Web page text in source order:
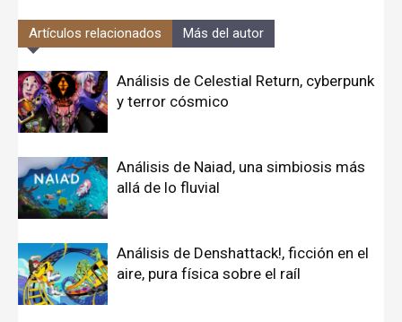
Artículos relacionados Más del autor
Análisis de Celestial Return, cyberpunk
y terror cósmico
Análisis de Naiad, una simbiosis más
allá de lo fluvial
Análisis de Denshattack!, ficción en el
aire, pura física sobre el raíl